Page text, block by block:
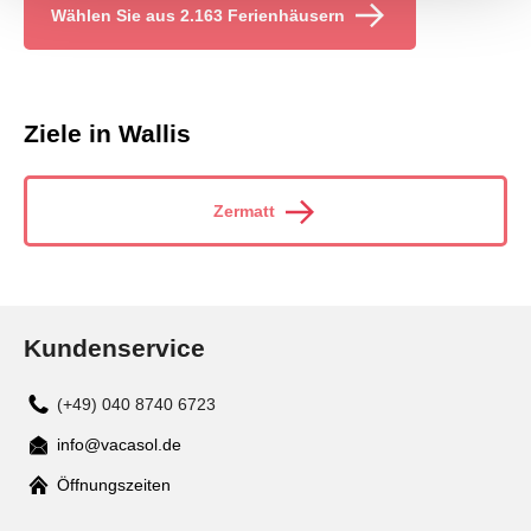
Wählen Sie aus 2.163 Ferienhäusern
Ziele in Wallis
Zermatt
Kundenservice
(+49) 040 8740 6723
Mail
info@vacasol.de
Öffnungszeiten